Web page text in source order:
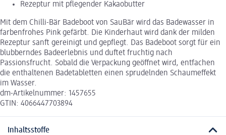
Rezeptur mit pflegender Kakaobutter
Mit dem Chilli-Bär Badeboot von SauBär wird das Badewasser in
farbenfrohes Pink gefärbt. Die Kinderhaut wird dank der milden
Rezeptur sanft gereinigt und gepflegt. Das Badeboot sorgt für ein
blubberndes Badeerlebnis und duftet fruchtig nach
Passionsfrucht. Sobald die Verpackung geöffnet wird, entfachen
die enthaltenen Badetabletten einen sprudelnden Schaumeffekt
im Wasser.
dm-Artikelnummer: 1457655
GTIN: 4066447703894
Inhaltsstoffe